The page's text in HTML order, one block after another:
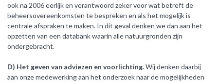
ook na 2006 eerlijk en verantwoord zeker voor wat betreft de
beheersovereenkomsten te bespreken en als het mogelijk is
centrale afspraken te maken. In dit geval denken we dan aan het
opzetten van een databank waarin alle natuurgronden zijn
ondergebracht.
D) Het geven van adviezen en voorlichting.Wij denken daarbij
aan onze medewerking aan het onderzoek naar de mogelijkheden